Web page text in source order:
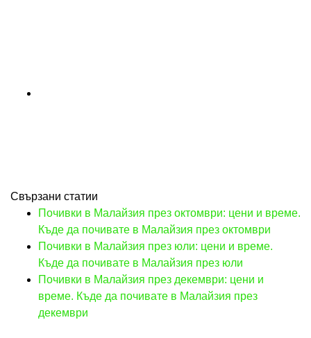
Свързани статии
Почивки в Малайзия през октомври: цени и време.
Къде да почивате в Малайзия през октомври
Почивки в Малайзия през юли: цени и време.
Къде да почивате в Малайзия през юли
Почивки в Малайзия през декември: цени и
време. Къде да почивате в Малайзия през
декември